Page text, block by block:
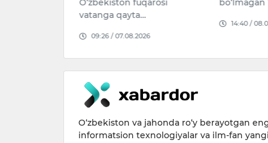
10:37 /
O‘zbekiston va jahonda ro‘y berayotgan
informatsion texnologiyalar va ilm-fan